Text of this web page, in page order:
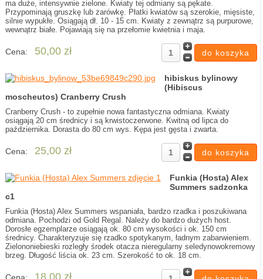
ma duże, intensywnie zielone. Kwiaty tej odmiany są pękate.
Przypominają gruszkę lub żarówkę. Płatki kwiatów są szerokie, mięsiste,
silnie wypukłe. Osiągają dł. 10 - 15 cm. Kwiaty z zewnątrz są purpurowe,
wewnątrz białe. Pojawiają się na przełomie kwietnia i maja.
Cena: 50,00 zł
hibiskus bylinowy
(Hibiscus
moscheutos) Cranberry Crush
Cranberry Crush - to zupełnie nowa fantastyczna odmiana. Kwiaty
osiągają 20 cm średnicy i są krwistoczerwone. Kwitną od lipca do
października. Dorasta do 80 cm wys. Kępa jest gęsta i zwarta.
Cena: 25,00 zł
Funkia (Hosta) Alex
Summers sadzonka
c1
Funkia (Hosta) Alex Summers wspaniała, bardzo rzadka i poszukiwana
odmiana. Pochodzi od Gold Regal. Należy do bardzo dużych host.
Dorosłe egzemplarze osiągają ok. 80 cm wysokości i ok. 150 cm
średnicy. Charakteryzuje się rzadko spotykanym, ładnym zabarwieniem.
Zielononiebieski rozległy środek otacza nieregularny seledynowokremowy
brzeg. Długość liścia ok. 23 cm. Szerokość to ok. 18 cm.
18,00 zł